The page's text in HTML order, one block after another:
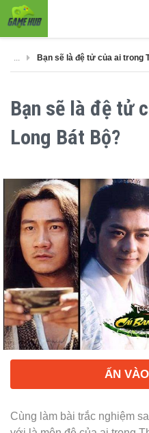
... Bạn sẽ là đệ tử của ai trong
Bạn sẽ là đệ tử
Long Bát Bộ?
ẤN
Cùng làm bài trắc nghiệm